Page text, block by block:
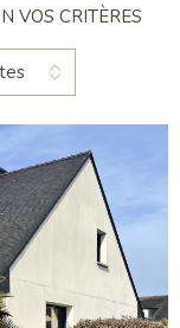
VOS CRITÈRES